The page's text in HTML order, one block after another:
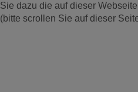
Sie dazu die auf dieser
(bitte scrollen Sie auf dieser